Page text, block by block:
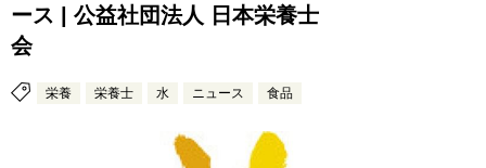
ース | 公益社団法人 日本栄養士
会
栄養 栄養士 水 ニュース 食品